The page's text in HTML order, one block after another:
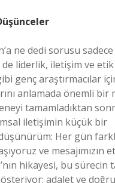
ne dedi sorusu
de liderlik, iletişim ve
genç araştırmacılar
anlamada önemli bir
tamamladıktan
iletişimin küçük bir
Her gün
ve mesajımızın
hikayesi, bu sürecin
adalet ve